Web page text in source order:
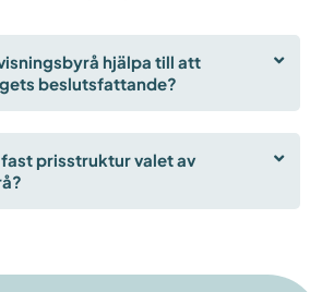
hjälpa till att
beslutsfattande?
prisstruktur valet av